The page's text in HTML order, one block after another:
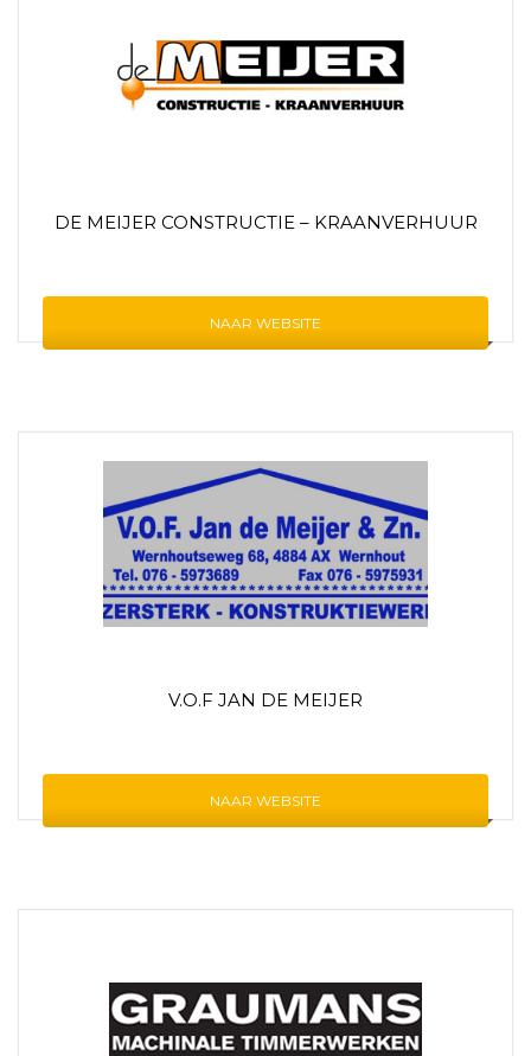
DE MEIJER CONSTRUCTIE – KRAANVERHUUR
NAAR WEBSITE
V.O.F JAN DE MEIJER
NAAR WEBSITE